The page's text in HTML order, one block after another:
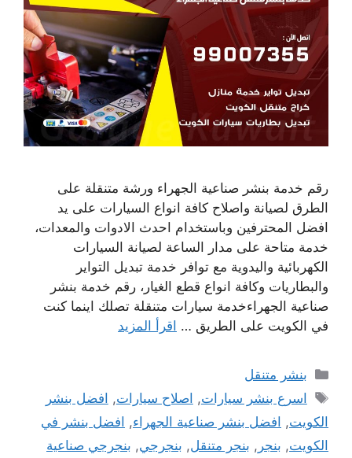
رقم خدمة بنشر صناعية الجهراء ورشة متنقلة على
الطرق لصيانة واصلاح كافة انواع السيارات على يد
افضل المحترفين وباستخدام احدث الادوات والمعدات،
خدمة متاحة على مدار الساعة لصيانة السيارات
الكهربائية واليدوية مع توافر خدمة تبديل التواير
والبطاريات وكافة انواع قطع الغيار، رقم خدمة بنشر
صناعية الجهراءخدمة سيارات متنقلة تصلك اينما كنت
في الكويت على الطريق … اقرأ المزيد
التصنيفات
بنشر متنقل
الوسوم
اسرع بنشر سيارات, اصلاح سيارات, افضل بنشر
الكويت, افضل بنشر صناعية الجهراء, افضل بنشر في
الكويت, بنجر , بنجر متنقل, بنجرجي, بنجرجي صناعية